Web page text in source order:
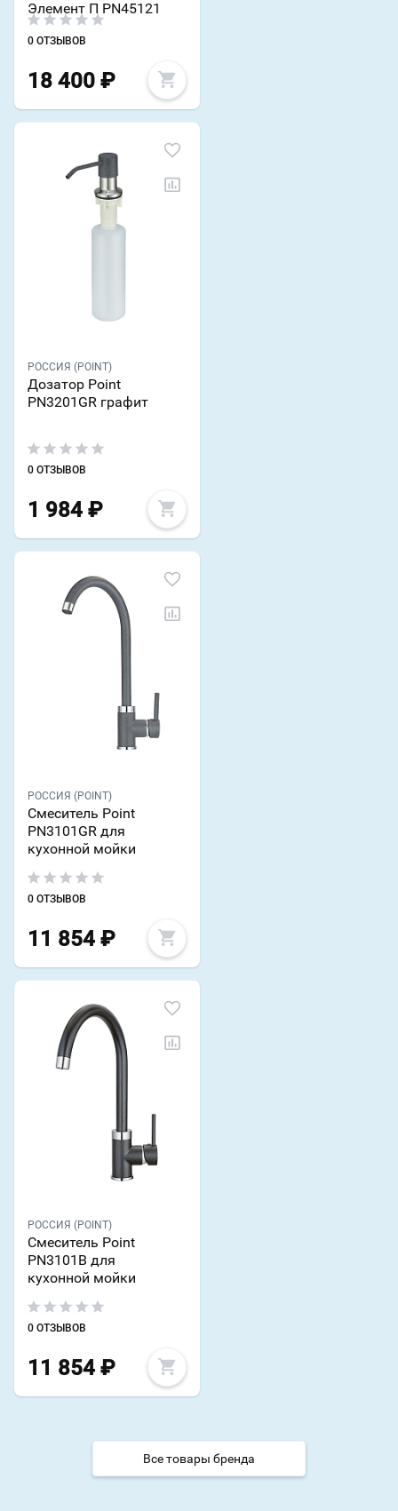
Элемент П PN45121
0 ОТЗЫВОВ
18 400 ₽
РОССИЯ (POINT)
Дозатор Point
PN3201GR графит
0 ОТЗЫВОВ
1 984 ₽
РОССИЯ (POINT)
Смеситель Point
PN3101GR для
кухонной мойки
0 ОТЗЫВОВ
11 854 ₽
РОССИЯ (POINT)
Смеситель Point
PN3101B для
кухонной мойки
0 ОТЗЫВОВ
11 854 ₽
Все товары бренда